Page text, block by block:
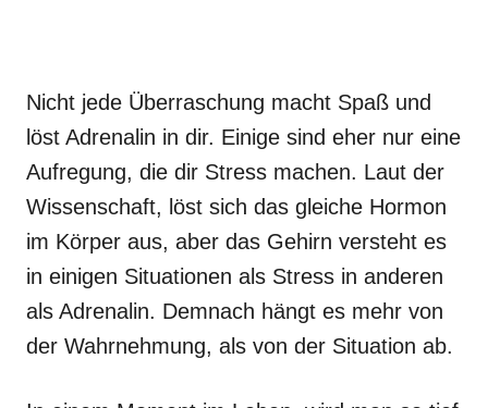
Nicht jede Überraschung macht Spaß und
löst Adrenalin in dir. Einige sind eher nur eine
Aufregung, die dir Stress machen. Laut der
Wissenschaft, löst sich das gleiche Hormon
im Körper aus, aber das Gehirn versteht es
in einigen Situationen als Stress in anderen
als Adrenalin. Demnach hängt es mehr von
der Wahrnehmung, als von der Situation ab.